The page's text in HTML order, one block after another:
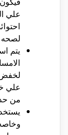
علي
يتم
لخفض
علي
من